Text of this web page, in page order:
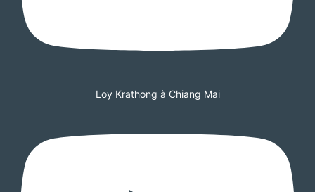
Loy Krathong à Chiang Mai